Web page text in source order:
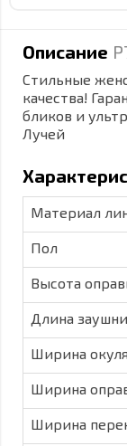
Описание
Стильные
качества!
бликов и
Лучей
Материал
Пол
Высота
Длина
Ширина
Ширина
Ширина